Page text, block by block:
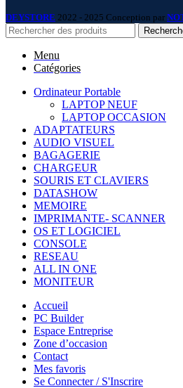
DEYSTORE 2022 - 2025 Conception par
Menu
Catégories
Ordinateur Portable
LAPTOP NEUF
LAPTOP OCCASION
ADAPTATEURS
AUDIO VISUEL
BAGAGERIE
CHARGEUR
SOURIS ET CLAVIERS
DATASHOW
MEMOIRE
IMPRIMANTE- SCANNER
OS ET LOGICIEL
CONSOLE
RESEAU
ALL IN ONE
MONITEUR
Accueil
PC Builder
Espace Entreprise
Zone d’occasion
Contact
Mes favoris
Se Connecter / S'Inscrire